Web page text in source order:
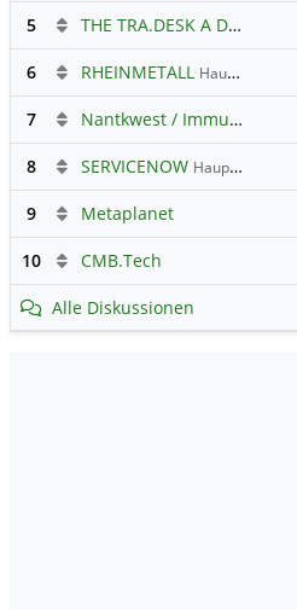
5 THE TRA.DESK A DL-,000001
6 RHEINMETALL Hauptdiskussion
7 Nantkwest / Immunitybio -> IBRX
8 SERVICENOW Hauptdiskussion
9 Metaplanet
10 CMB.Tech
Alle Diskussionen